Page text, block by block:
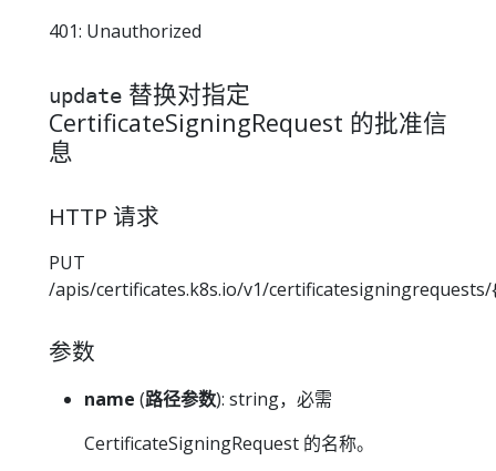
401: Unauthorized
update 替换对指定
CertificateSigningRequest 的批准信
息
HTTP 请求
PUT
/apis/certificates.k8s.io/v1/
参数
name (路径参数): string，必需
CertificateSigningRequest 的名称。